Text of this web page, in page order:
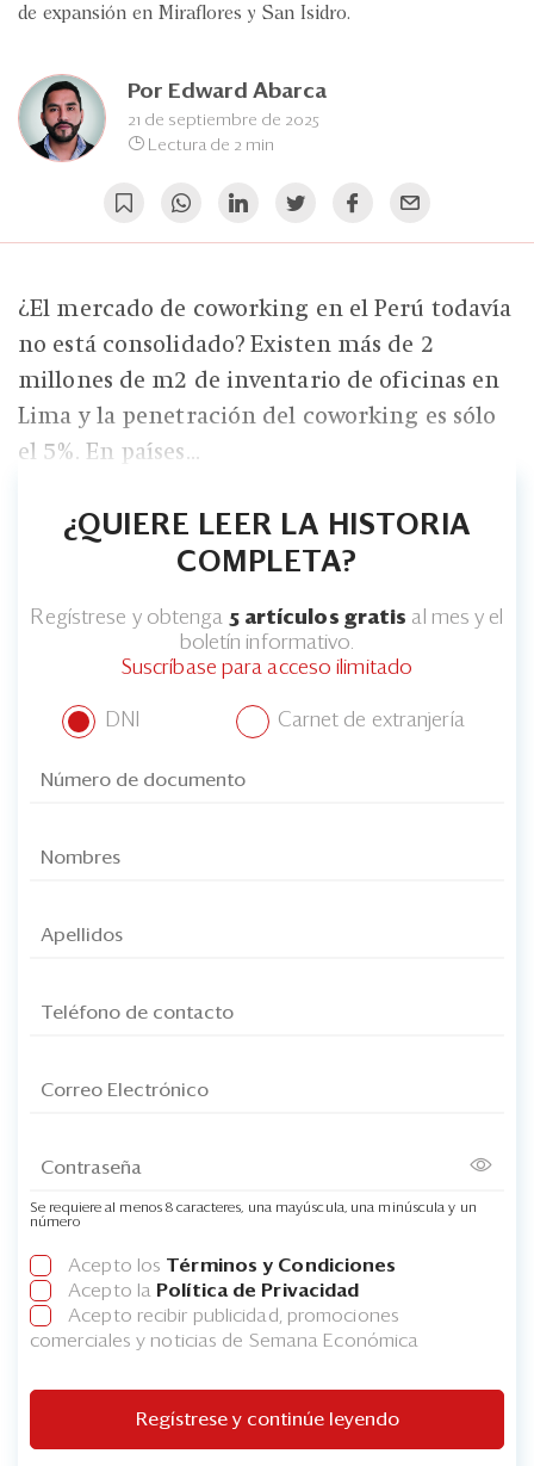
Edición Impresa
de expansión en Miraflores y San Isidro.
Por Edward Abarca
21 de septiembre de 2025
Lectura de 2 min
¿El mercado de coworking en el Perú todavía
no está consolidado? Existen más de 2
millones de m2 de inventario de oficinas en
Lima y la penetración del coworking es sólo
el 5%. En países...
¿QUIERE LEER LA HISTORIA
COMPLETA?
Regístrese y obtenga 5 artículos gratis al mes y el
boletín informativo.
Suscríbase para acceso ilimitado
DNI Carnet de extranjería
Se requiere al menos 8 caracteres, una mayúscula, una minúscula y un
número
Acepto los Términos y Condiciones
Acepto la Política de Privacidad
Acepto recibir publicidad, promociones
comerciales y noticias de Semana Económica
Regístrese y continúe leyendo